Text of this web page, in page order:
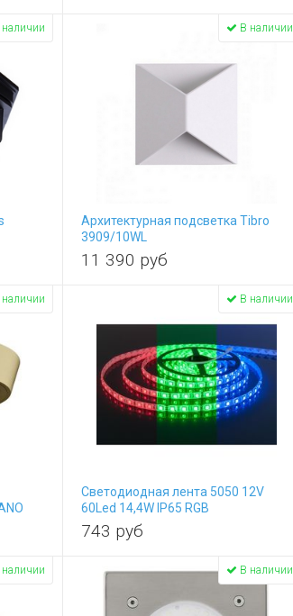
наличии
Архитектурная подсветка Tibro
3909/10WL
11 390 руб
В наличии
наличии
Светодиодная лента 5050 12V
60Led 14,4W IP65 RGB
743 руб
В наличии
наличии В наличии